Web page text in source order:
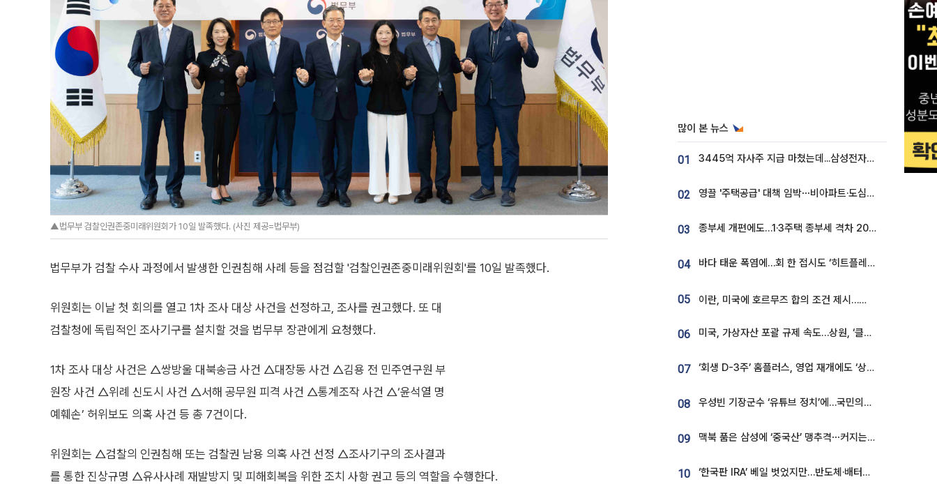
▲법무부 검찰인권존중미래위원회가 10일 발족했다. (사진 제공=법무부)
법무부가 검찰 수사 과정에서 발생한 인권침해 사례 등을 점검할 '검찰인권존중미래위원회'를 10일 발족했다.
위원회는 이날 첫 회의를 열고 1차 조사 대상 사건을 선정하고, 조사를 권고했다. 또 대
검찰청에 독립적인 조사기구를 설치할 것을 법무부 장관에게 요청했다.
1차 조사 대상 사건은 △쌍방울 대북송금 사건 △대장동 사건 △김용 전 민주연구원 부
원장 사건 △위례 신도시 사건 △서해 공무원 피격 사건 △통계조작 사건 △‘윤석열 명
예훼손’ 허위보도 의혹 사건 등 총 7건이다.
위원회는 △검찰의 인권침해 또는 검찰권 남용 의혹 사건 선정 △조사기구의 조사결과
를 통한 진상규명 △유사사례 재발방지 및 피해회복을 위한 조치 사항 권고 등의 역할을 수행한다.
많이 본 뉴스
01 3445억 자사주 지급 마쳤는데...삼성전자 DX노조, 뒤늦은 '떼쓰기 집회'
02 영끌 '주택공급' 대책 임박⋯비아파트·도심복합까지 총동원
03 종부세 개편에도…1·3주택 종부세 격차 2028년부터 확대
04 바다 태운 폭염에…회 한 접시도 ‘히트플레이션’
05 이란, 미국에 호르무즈 합의 조건 제시…美 “경기 아직 안 끝나” [종합]
06 미국, 가상자산 포괄 규제 속도…상원, ‘클래리티법’ 9월 절차투표 추진
07 ‘회생 D-3주’ 홈플러스, 영업 재개에도 ‘상품 공급망’ 복구가 생존 관건
08 우성빈 기장군수 ‘유튜브 정치’에…국민의힘 군의원들 집단 반발
09 맥북 품은 삼성에 ‘중국산’ 맹추격⋯커지는 노트북 OLED 시장
10 ‘한국판 IRA’ 베일 벗었지만…반도체·배터리 업계 “시행령이 관건”